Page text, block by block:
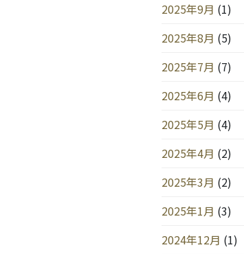
2025年9月 (1)
2025年8月 (5)
2025年7月 (7)
2025年6月 (4)
2025年5月 (4)
2025年4月 (2)
2025年3月 (2)
2025年1月 (3)
2024年12月 (1)